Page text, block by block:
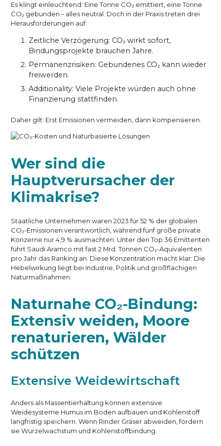
Es klingt einleuchtend: Eine Tonne CO₂ emittiert, eine Tonne
CO₂ gebunden – alles neutral. Doch in der Praxis treten drei
Herausforderungen auf:
Zeitliche Verzögerung: CO₂ wirkt sofort,
Bindungsprojekte brauchen Jahre.
Permanenzrisiken: Gebundenes CO₂ kann wieder
freiwerden.
Additionality: Viele Projekte würden auch ohne
Finanzierung stattfinden.
Daher gilt: Erst Emissionen vermeiden, dann kompensieren.
Wer sind die
Hauptverursacher der
Klimakrise?
Staatliche Unternehmen waren 2023 für 52 % der globalen
CO₂-Emissionen verantwortlich, während fünf große private
Konzerne nur 4,9 % ausmachten. Unter den Top 36 Emittenten
führt Saudi Aramco mit fast 2 Mrd. Tonnen CO₂-Äquivalenten
pro Jahr das Ranking an. Diese Konzentration macht klar: Die
Hebelwirkung liegt bei Industrie, Politik und großflächigen
Naturmaßnahmen.
Naturnahe CO₂-Bindung:
Extensiv weiden, Moore
renaturieren, Wälder
schützen
Extensive Weidewirtschaft
Anders als Massentierhaltung können extensive
Weidesysteme Humus im Boden aufbauen und Kohlenstoff
langfristig speichern. Wenn Rinder Gräser abweiden, fördern
sie Wurzelwachstum und Kohlenstoffbindung.